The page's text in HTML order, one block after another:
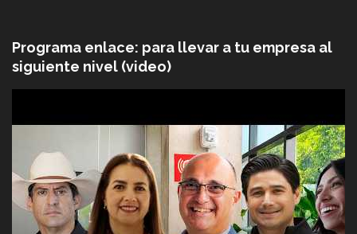
Programa enlace: para llevar a tu empresa al
siguiente nivel (video)